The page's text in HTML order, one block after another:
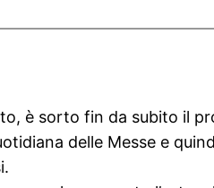
è sorto fin da subito il
delle Messe e